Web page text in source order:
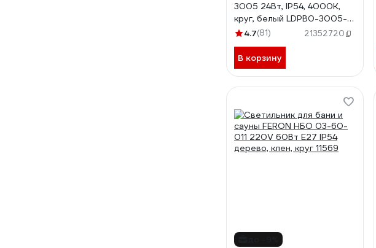
3005 24Вт, IP54, 4000K,
круг, белый LDPB0-3005-
24-4000-K01
4.7(81) 21352720
В корзину